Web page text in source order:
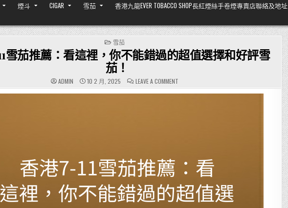
煙斗 CIGAR 雪茄 香港九龍EVER TOBACCO SHOP長紅煙絲手卷煙專賣店聯絡及地址
POSTED
IN
雪茄
雪茄推薦：看這裡，你不能錯過的超值選擇和好評雪
茄！
ADMIN 10 2 月, 2025 LEAVE A COMMENTON
香
港
超
值
選
擇